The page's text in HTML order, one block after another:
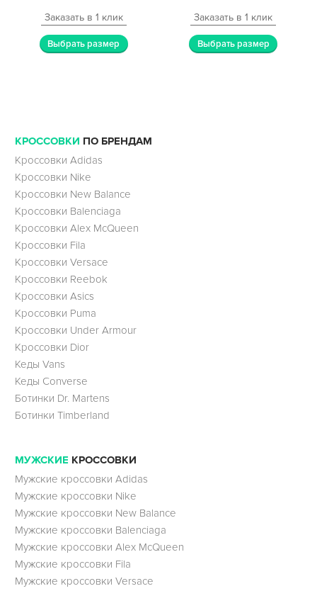
Заказать в 1 клик
Выбрать размер
Заказать в 1 клик
Выбрать размер
КРОССОВКИ ПО БРЕНДАМ
Кроссовки Adidas
Кроссовки Nike
Кроссовки New Balance
Кроссовки Balenciaga
Кроссовки Alex McQueen
Кроссовки Fila
Кроссовки Versace
Кроссовки Reebok
Кроссовки Asics
Кроссовки Puma
Кроссовки Under Armour
Кроссовки Dior
Кеды Vans
Кеды Converse
Ботинки Dr. Martens
Ботинки Timberland
МУЖСКИЕ КРОССОВКИ
Мужские кроссовки Adidas
Мужские кроссовки Nike
Мужские кроссовки New Balance
Мужские кроссовки Balenciaga
Мужские кроссовки Alex McQueen
Мужские кроссовки Fila
Мужские кроссовки Versace